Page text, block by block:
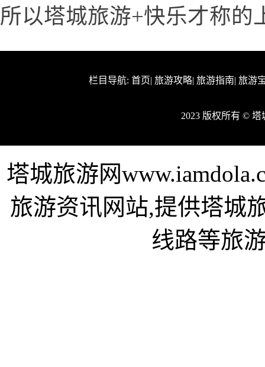
所以塔城旅游+快乐才称的
栏目导航: 首页| 旅游攻略| 旅游指南| 旅游
2023 版权所有 ©
塔城旅游网
旅游资讯网站,提供塔城
线路等旅